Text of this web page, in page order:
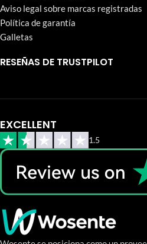
Aviso legal sobre marcas registradas
Política de garantía
Galletas
RESEÑAS DE TRUSTPILOT
EXCELLENT
1.5